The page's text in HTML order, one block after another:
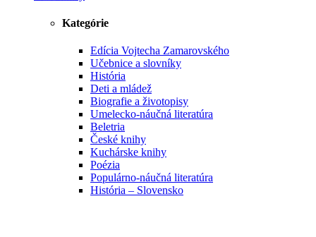
Kategórie
Edícia Vojtecha Zamarovského
Učebnice a slovníky
História
Deti a mládež
Biografie a životopisy
Umelecko-náučná literatúra
Beletria
České knihy
Kuchárske knihy
Poézia
Populárno-náučná literatúra
História – Slovensko